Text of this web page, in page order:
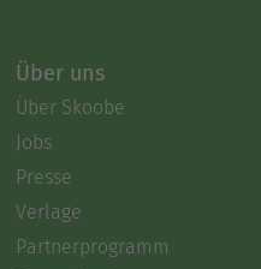
Über uns
Über Skoobe
Jobs
Presse
Verlage
Partnerprogramm